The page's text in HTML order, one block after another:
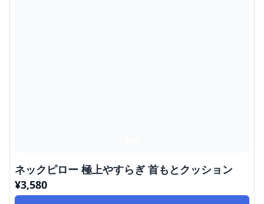
ネックピロー 極上やすらぎ 首もとクッション
¥3,580